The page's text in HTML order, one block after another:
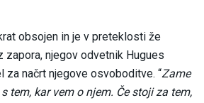
obsojen in je v preteklosti že
njegov odvetnik Hugues
za načrt njegove osvoboditve. “Zame
tem, kar vem o njem. Če stoji za tem,